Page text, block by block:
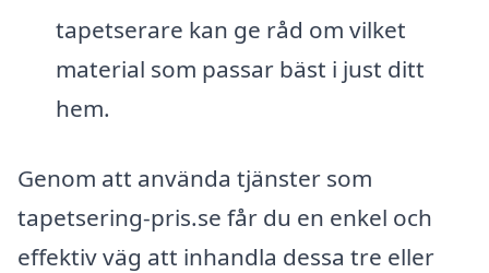
tapetserare kan ge råd om vilket
material som passar bäst i just ditt
hem.
Genom att använda tjänster som
tapetsering-pris.se får du en enkel och
effektiv väg att inhandla dessa tre eller